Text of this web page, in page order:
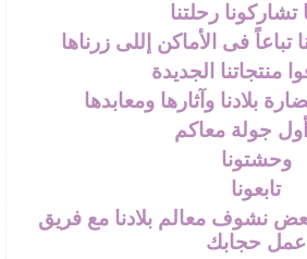
تشاركونا رحلتنا
تباعاً فى الأماكن إللى زرناها
منتجاتنا الجديدة
بلادنا وآثارها ومعابدها
جولة معاكم
وحشتونا
تابعونا
بعض نشوف معالم بلادنا مع فريق
عمل حجابك